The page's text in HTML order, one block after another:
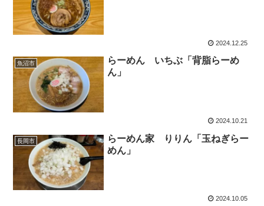
2024.12.25
魚沼市
らーめん いちぶ「背脂らーめ
ん」
2024.10.21
長岡市
らーめん家 りりん「玉ねぎらー
めん」
2024.10.05